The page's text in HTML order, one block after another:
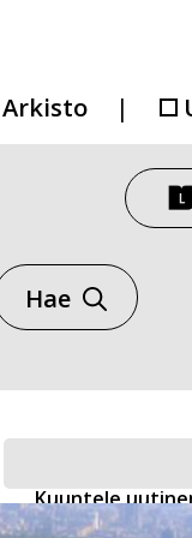
Arkisto
Hae
Kuuntele